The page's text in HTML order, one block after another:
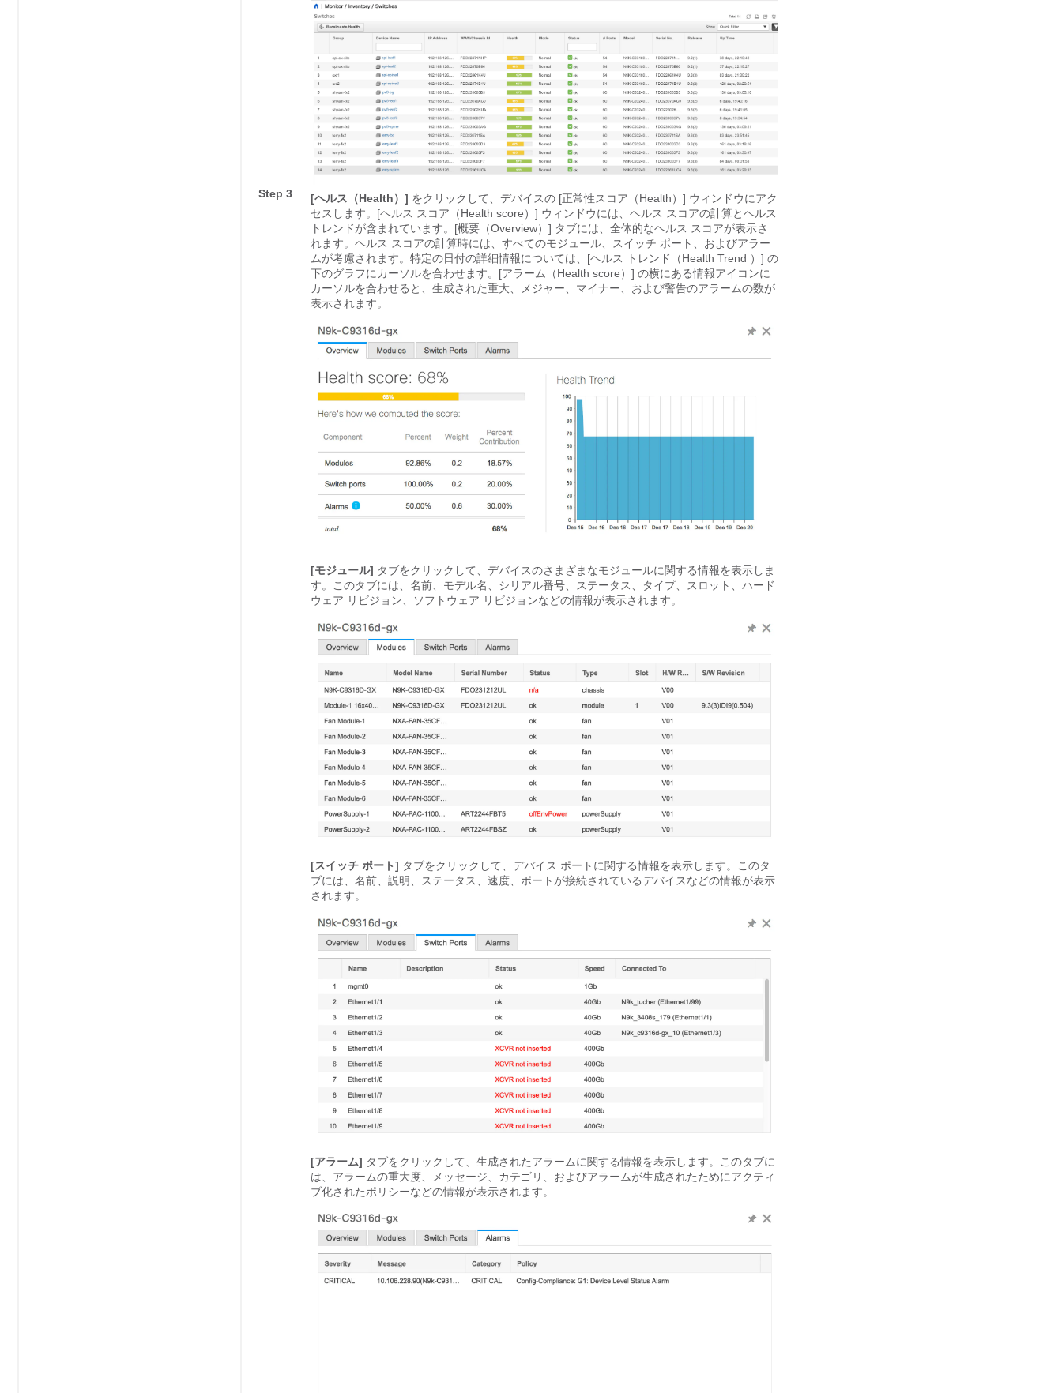
Step 3 [ヘルス（Health）] をクリックして、デバイスの [正常性スコア（Health）] ウィンドウにアク
セスします。[ヘルス スコア（Health score）] ウィンドウには、ヘルス スコアの計算とヘルス
トレンドが含まれています。[概要（Overview）] タブには、全体的なヘルス スコアが表示さ
れます。ヘルス スコアの計算時には、すべてのモジュール、スイッチ ポート、およびアラー
ムが考慮されます。特定の日付の詳細情報については、[ヘルス トレンド（Health Trend ）] の
下のグラフにカーソルを合わせます。[アラーム（Health score）] の横にある情報アイコンに
カーソルを合わせると、生成された重大、メジャー、マイナー、および警告のアラームの数が
表示されます。
[モジュール] タブをクリックして、デバイスのさまざまなモジュールに関する情報を表示しま
す。このタブには、名前、モデル名、シリアル番号、ステータス、タイプ、スロット、ハード
ウェア リビジョン、ソフトウェア リビジョンなどの情報が表示されます。
[スイッチ ポート] タブをクリックして、デバイス ポートに関する情報を表示します。このタ
ブには、名前、説明、ステータス、速度、ポートが接続されているデバイスなどの情報が表示
されます。
[アラーム] タブをクリックして、生成されたアラームに関する情報を表示します。このタブに
は、アラームの重大度、メッセージ、カテゴリ、およびアラームが生成されたためにアクティ
ブ化されたポリシーなどの情報が表示されます。